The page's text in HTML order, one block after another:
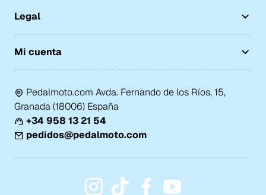
Legal
Mi cuenta
Pedalmoto.com Avda. Fernando de los Ríos, 15,
Granada (18006) España
+34 958 13 21 54
pedidos@pedalmoto.com